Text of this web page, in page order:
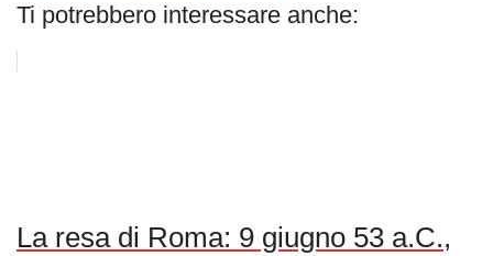
Ti potrebbero interessare anche:
La resa di Roma: 9 giugno 53 a.C.,